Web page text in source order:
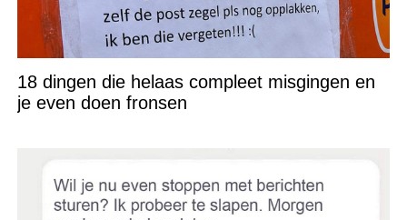
18 dingen die helaas compleet misgingen en
je even doen fronsen